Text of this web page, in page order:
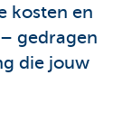
kosten en
gedragen
die jouw